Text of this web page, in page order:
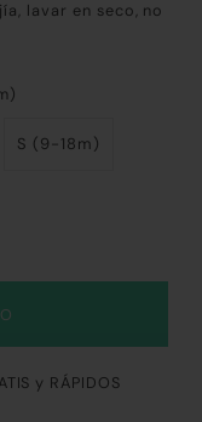
lavar en seco, no
S (9-18m)
y RÁPIDOS